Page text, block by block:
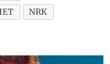
NRK